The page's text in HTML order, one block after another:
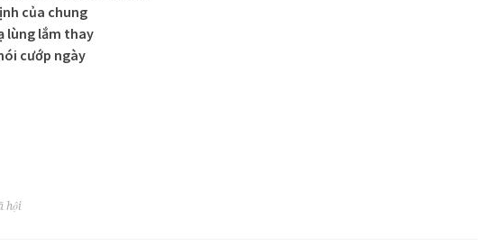
của chung
lùng lắm thay
cướp ngày
hội